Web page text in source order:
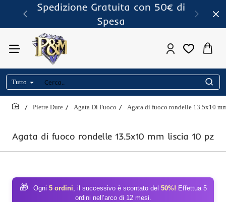
Spedizione Gratuita con 50€ di
Spesa
Tutto
Cerca..
Agata di fuoco rondelle 13.5x10 mm liscia 10 pz
Pietre Dure Agata Di Fuoco Agata di fuoco rondelle 13.5x10
🎁 Ogni 5 ordini, il successivo è scontato del 50%! Effettua 5
ordini nell’arco di 12 mesi.